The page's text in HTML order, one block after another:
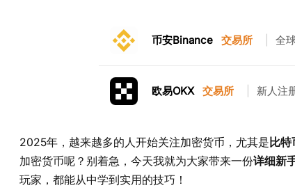
币安Binance 交易所 全
欧易OKX 交易所 新人注
2025年，越来越多的人开始关注加密货币，尤其是 比特
加密货币呢？别着急，今天我就为大家带来一份详细新
玩家，都能从中学到实用的技巧！